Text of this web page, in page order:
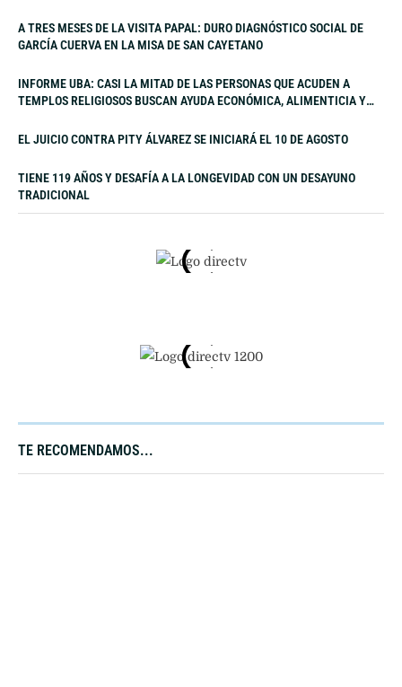
A TRES MESES DE LA VISITA PAPAL: DURO DIAGNÓSTICO SOCIAL DE
GARCÍA CUERVA EN LA MISA DE SAN CAYETANO
INFORME UBA: CASI LA MITAD DE LAS PERSONAS QUE ACUDEN A
TEMPLOS RELIGIOSOS BUSCAN AYUDA ECONÓMICA, ALIMENTICIA Y
EL JUICIO CONTRA PITY ÁLVAREZ SE INICIARÁ EL 10 DE AGOSTO
TIENE 119 AÑOS Y DESAFÍA A LA LONGEVIDAD CON UN DESAYUNO
TRADICIONAL
TE RECOMENDAMOS...